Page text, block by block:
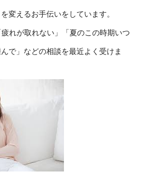
変えるお手伝いをしています。
れが取れない」「夏のこの時期いつ
で」などの相談を最近よく受けま